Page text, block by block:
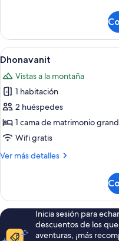
hom
Bura
Abrir
todas
las
fotos
de
Dhonavanit
6
Dhonavanit
Vistas a la montaña
1 habitación
2 huéspedes
1 cama de matrimonio
Wifi gratis
Ver más detalles
Más
Inicia sesión para
descuentos de los
aventuras, ¡más